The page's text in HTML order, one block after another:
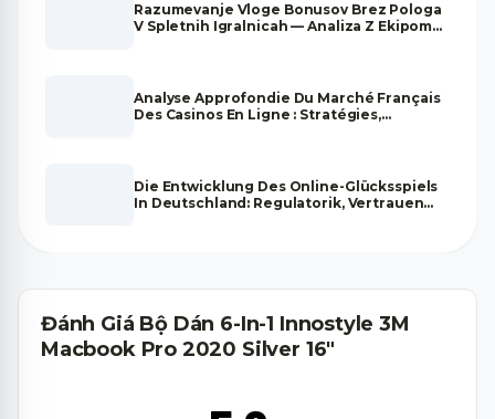
Razumevanje Vloge Bonusov Brez Pologa
V Spletnih Igralnicah — Analiza Z Ekipom
Analyse Approfondie Du Marché Français
Des Casinos En Ligne : Stratégies,
Die Entwicklung Des Online-Glücksspiels
In Deutschland: Regulatorik, Vertrauen
Đánh Giá Bộ Dán 6-In-1 Innostyle 3M
Macbook Pro 2020 Silver 16"